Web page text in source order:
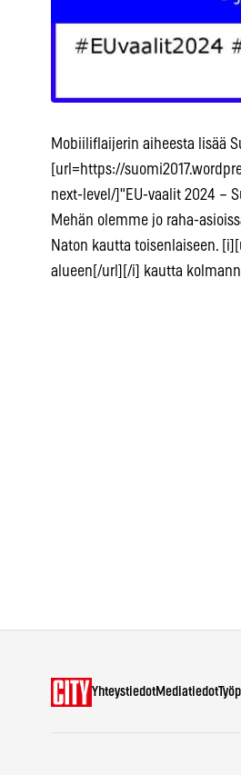
Mobiiliflaijerin aiheesta lisää
[url=https://
next-level/]"EU-vaalit 2024 –
Mehän olemme jo raha-
Naton kautta toisenlaiseen.
alueen[/url][/i] kautta
YhteystiedotMediatiedot